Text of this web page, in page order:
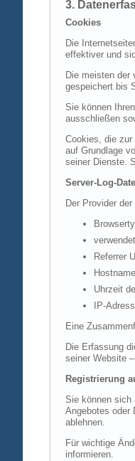
3.
Cookies
Die
effektiver und
Die meisten der
gespeichert bis
Sie können
ausschließen
Cookies, die zur
auf Grundlage
seiner Dienste.
Server-Log-
Der Provider
Referrer
Uhrzeit
IP-
Eine
Die Erfassung
seiner Website
Registrierung
Sie können sich
Angebotes oder
ablehnen.
Für wichtige
informieren.